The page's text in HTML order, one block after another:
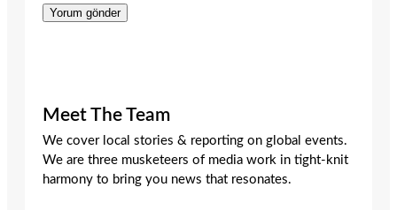
Meet The Team
We cover local stories & reporting on global events.
We are three musketeers of media work in tight-knit
harmony to bring you news that resonates.